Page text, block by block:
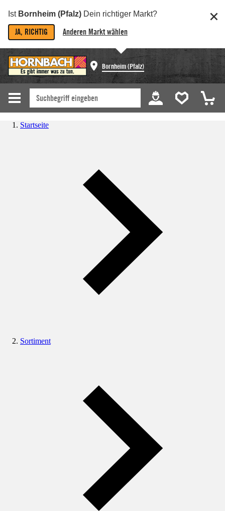
Ist Bornheim (Pfalz) Dein richtiger Markt?
JA, RICHTIG Anderen Markt wählen
Bornheim (Pfalz)
Startseite
Sortiment